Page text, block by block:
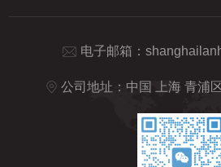
电子邮箱：
公司地址：中国 上海 青浦